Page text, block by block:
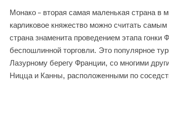
Монако – вторая самая маленькая страна в
карликовое княжество можно считать
страна знаменита проведением этапа
беспошлинной торговли. Это популярное
Лазурному берегу Франции, со многими
Ницца и Канны, расположенными по